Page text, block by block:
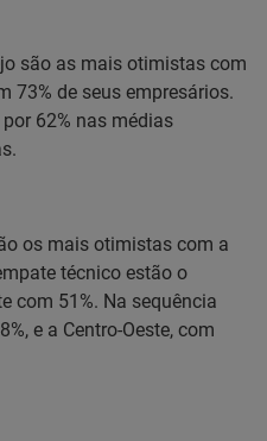
são as mais otimistas com
73% de seus empresários.
62% nas médias
os mais otimistas com a
técnico estão o
com 51%. Na sequência
e a Centro-Oeste, com